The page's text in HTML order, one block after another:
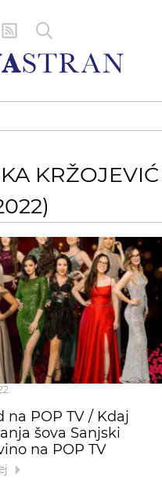
KRŽOJEVIĆ
na POP TV / Kdaj
šova Sanjski
na POP TV